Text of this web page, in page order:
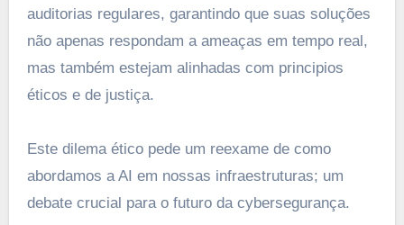
auditorias regulares, garantindo que suas soluções
não apenas respondam a ameaças em tempo real,
mas também estejam alinhadas com principios
éticos e de justiça.
Este dilema ético pede um reexame de como
abordamos a AI em nossas infraestruturas; um
debate crucial para o futuro da cybersegurança.